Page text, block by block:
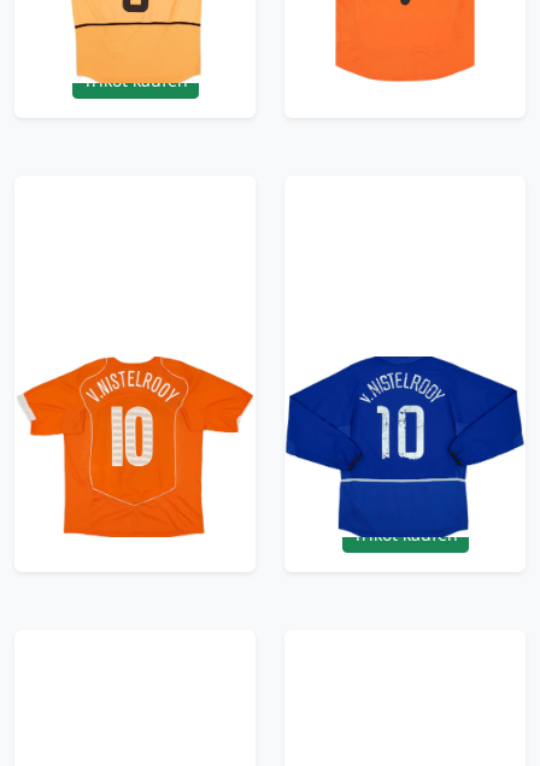
209.99£ · ca. €248
Trikot kaufen
179.99£ · ca. €212
2004-06 Netherlands
Home Shirt
V.Nistelrooy #10
179.99£ · ca. €212
Trikot kaufen
2002-03 Manchester
United Third L/S Shirt
V.Nistelrooy #10 -
5/10 - (M)
179.99£ · ca. €212
Trikot kaufen